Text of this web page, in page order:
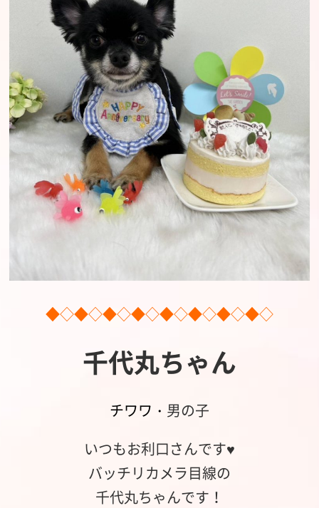
◆◇◆◇◆◇◆◇◆◇◆◇◆◇◆◇
千代丸ちゃん
チワワ・ 男の子
いつもお利口さんです♥️
バッチリカメラ目線の
千代丸ちゃんです！